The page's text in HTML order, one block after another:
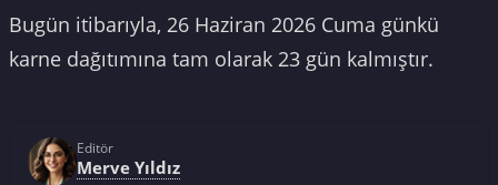
Bugün itibarıyla, 26 Haziran 2026 Cuma günkü
karne dağıtımına tam olarak 23 gün kalmıştır.
Editör
Merve Yıldız